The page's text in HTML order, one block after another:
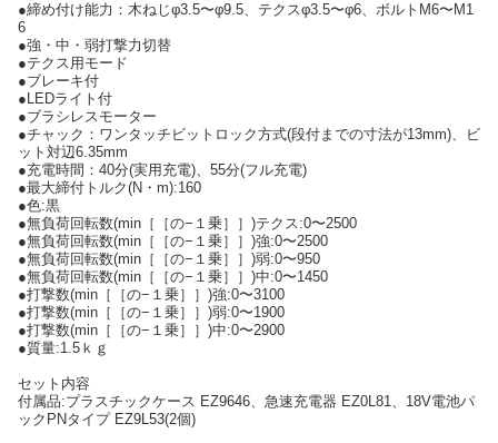
●締め付け能力：木ねじφ3.5〜φ9.5、テクスφ3.5〜φ6、ボルトM6〜M1
6
●強・中・弱打撃力切替
●テクス用モード
●ブレーキ付
●LEDライト付
●ブラシレスモーター
●チャック：ワンタッチビットロック方式(段付までの寸法が13mm)、ビ
ット対辺6.35mm
●充電時間：40分(実用充電)、55分(フル充電)
●最大締付トルク(N・m):160
●色:黒
●無負荷回転数(min［［の−１乗］］)テクス:0〜2500
●無負荷回転数(min［［の−１乗］］)強:0〜2500
●無負荷回転数(min［［の−１乗］］)弱:0〜950
●無負荷回転数(min［［の−１乗］］)中:0〜1450
●打撃数(min［［の−１乗］］)強:0〜3100
●打撃数(min［［の−１乗］］)弱:0〜1900
●打撃数(min［［の−１乗］］)中:0〜2900
●質量:1.5ｋｇ
セット内容
付属品:プラスチックケース EZ9646、急速充電器 EZ0L81、18V電池パ
ックPNタイプ EZ9L53(2個)